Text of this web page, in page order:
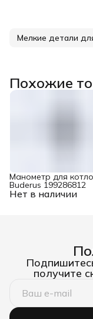
Мелкие детали
Похожие
Нет в наличии
Манометр для
Buderus 199286812
получите